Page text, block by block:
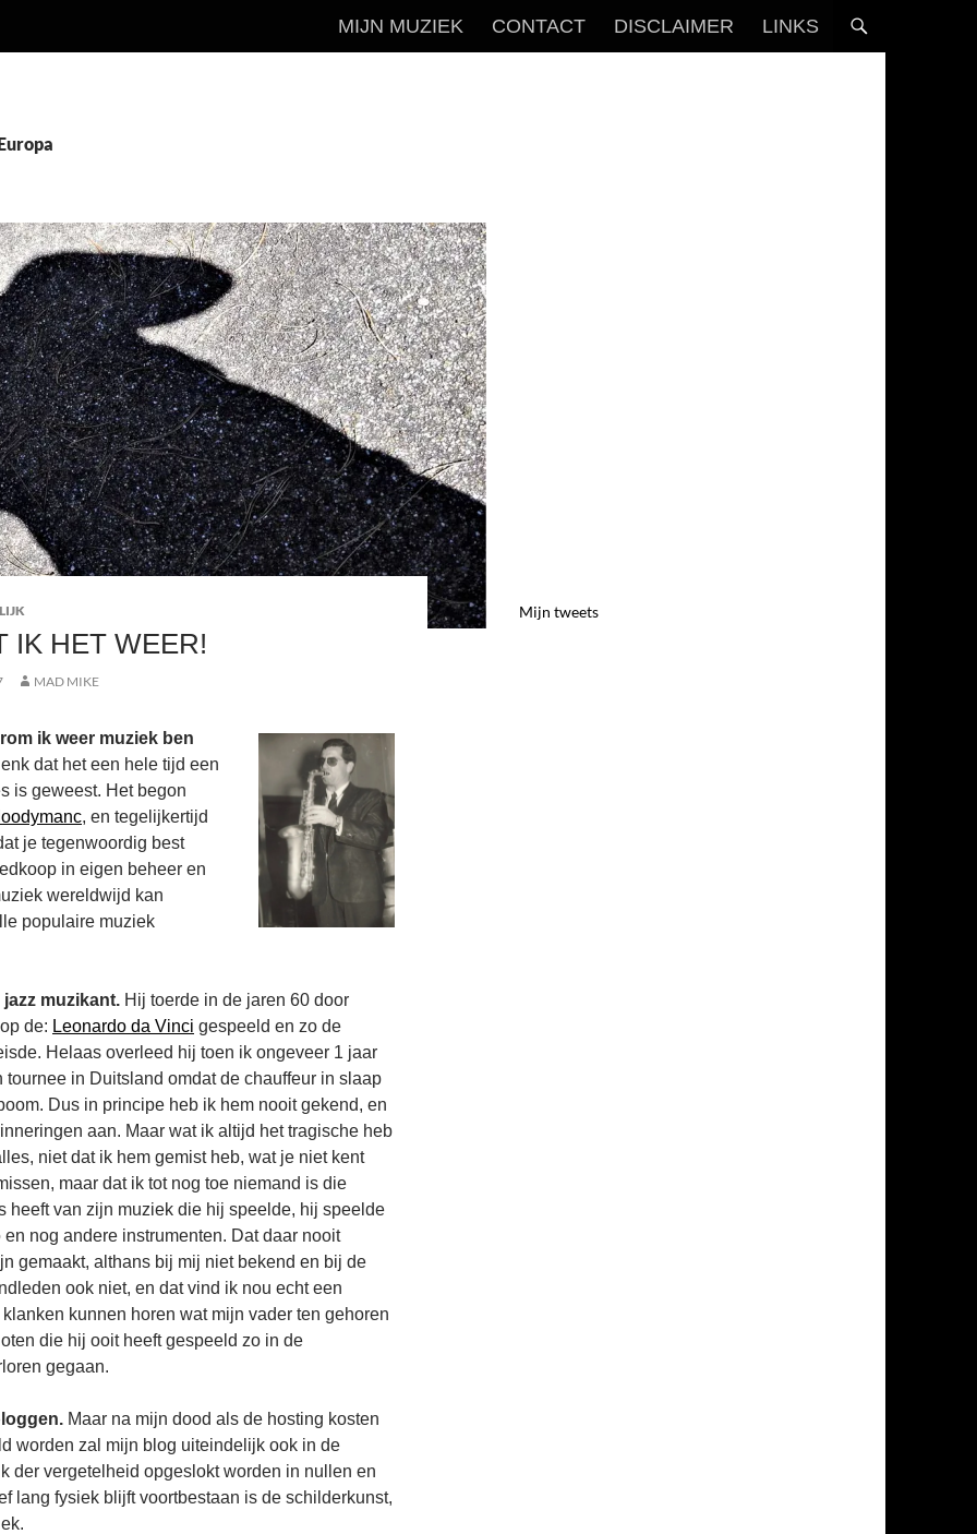
MIJN MUZIEK CONTACT DISCLAIMER LINKS
IK HET WEER!
MAD MIKE
ik weer muziek ben
dat het een hele tijd een
is geweest. Het begon
, en tegelijkertijd
je tegenwoordig best
in eigen beheer en
wereldwijd kan
populaire muziek
muzikant. Hij toerde in de jaren 60 door
de: Leonardo da Vinci gespeeld en zo de
Helaas overleed hij toen ik ongeveer 1 jaar
tournee in Duitsland omdat de chauffeur in slaap
Dus in principe heb ik hem nooit gekend, en
aan. Maar wat ik altijd het tragische heb
niet dat ik hem gemist heb, wat je niet kent
maar dat ik tot nog toe niemand is die
heeft van zijn muziek die hij speelde, hij speelde
nog andere instrumenten. Dat daar nooit
gemaakt, althans bij mij niet bekend en bij de
ook niet, en dat vind ik nou echt een
kunnen horen wat mijn vader ten gehoren
die hij ooit heeft gespeeld zo in de
gegaan.
Maar na mijn dood als de hosting kosten
worden zal mijn blog uiteindelijk ook in de
der vergetelheid opgeslokt worden in nullen en
lang fysiek blijft voortbestaan is de schilderkunst,
Mijn tweets